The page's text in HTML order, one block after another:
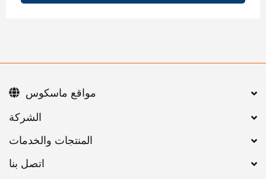
اتصل بنا
مواقع ماسكوس